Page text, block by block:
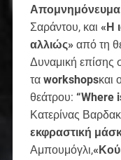
Σαράντου, και «Η
αλλιώς»από τη
Δυναμική επίσης
τα workshopsκαι
θεάτρου: “Where
Κατερίνας
εκφραστική
Αμπουμόγλι,